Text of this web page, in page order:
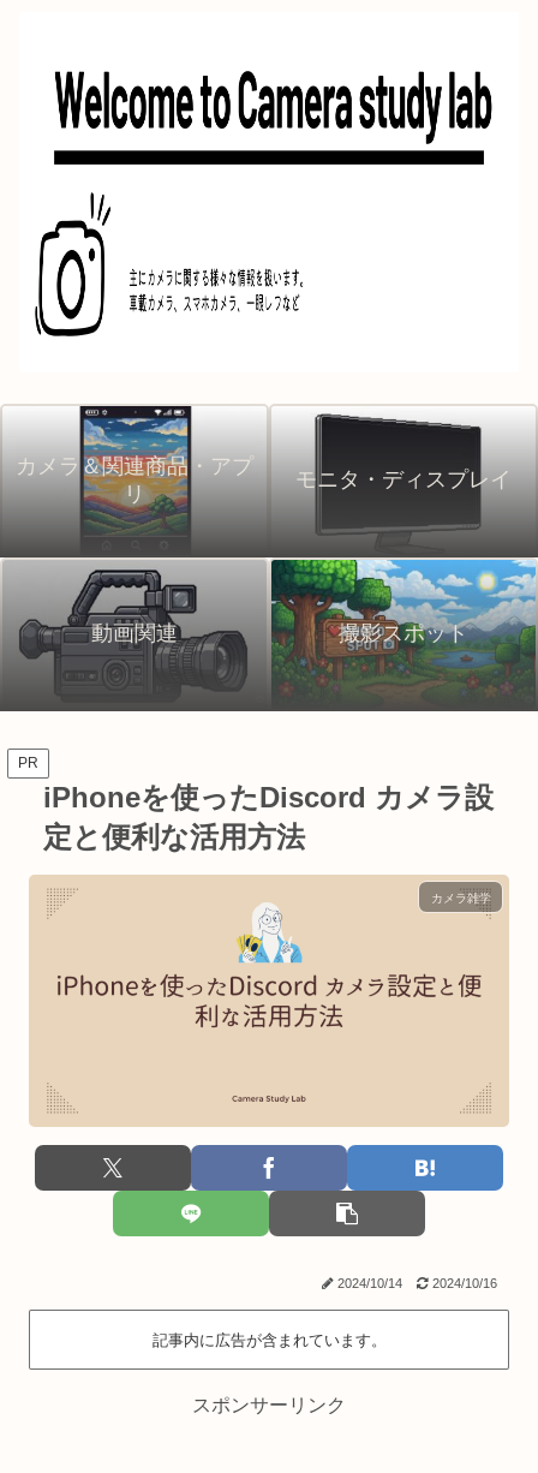
カメラ＆関連商品・アプ
リ
モニタ・ディスプレイ
動画関連 撮影スポット
PR
iPhoneを使ったDiscord カメラ設
定と便利な活用方法
カメラ雑学
2024/10/14 2024/10/16
記事内に広告が含まれています。
スポンサーリンク